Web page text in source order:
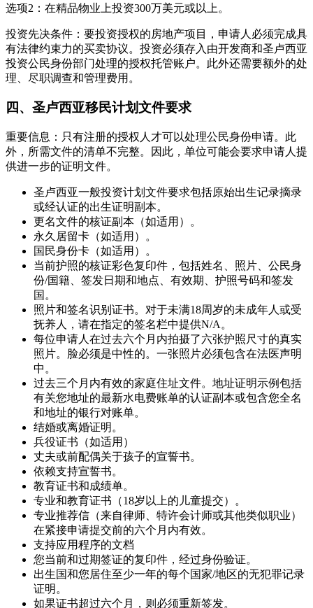
选项2：在精品物业上投资300万美元或以上。
投资先决条件：要投资授权的房地产项目，申请人必须完成具
有法律约束力的买卖协议。投资必须存入由开发商和圣卢西亚
投资公民身份部门处理的授权托管账户。此外还需要额外的处
理、尽职调查和管理费用。
四、圣卢西亚移民计划文件要求
重要信息：只有注册的授权人才可以处理公民身份申请。此
外，所需文件的清单不完整。因此，单位可能会要求申请人提
供进一步的证明文件。
圣卢西亚一般投资计划文件要求包括原始出生记录摘录
或经认证的出生证明副本。
更名文件的核证副本（如适用）。
永久居留卡（如适用）。
国民身份卡（如适用）。
当前护照的核证彩色复印件，包括姓名、照片、公民身
份/国籍、签发日期和地点、有效期、护照号码和签发
国。
照片和签名识别证书。对于未满18周岁的未成年人或受
抚养人，请在指定的签名栏中提供N/A。
每位申请人在过去六个月内拍摄了六张护照尺寸的真实
照片。脸必须是中性的。一张照片必须包含在法医声明
中。
过去三个月内有效的家庭住址文件。地址证明示例包括
有关您地址的最新水电费账单的认证副本或包含您全名
和地址的银行对账单。
结婚或离婚证明。
兵役证书（如适用）
丈夫或前配偶关于孩子的宣誓书。
依赖支持宣誓书。
教育证书和成绩单。
专业和教育证书（18岁以上的儿童提交）。
专业推荐信（来自律师、特许会计师或其他类似职业）
在紧接申请提交前的六个月内有效。
支持应用程序的文档
您当前和过期签证的复印件，经过身份验证。
出生国和您居住至少一年的每个国家/地区的无犯罪记录
证明。
如果证书超过六个月，则必须重新签发。